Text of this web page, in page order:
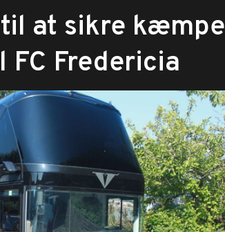
at sikre kæmpe
Fredericia